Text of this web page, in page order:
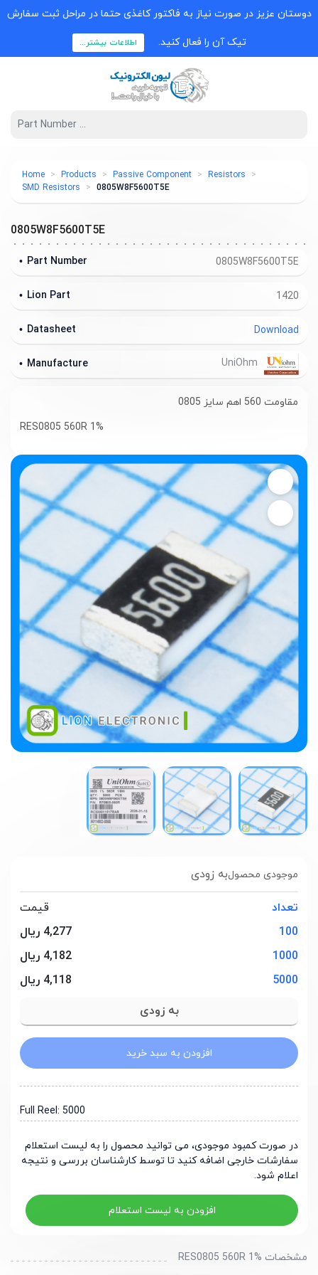
دوستان عزیز در صورت نیاز به فاکتور کاغذی حتما در مراحل ثبت سفارش
تیک آن را فعال کنید. اطلاعات بیشتر...
Home Products Passive Component
Resistors
SMD Resistors
0805W8F5600T5E
به زودیموجودی محصول
تعداد
قیمت
100
4,277 ریال
1000
4,182 ریال
5000
4,118 ریال
افزودن به سبد خرید
Full Reel: 5000
در صورت کمبود موجودی، می توانید محصول را به لیست استعلام
سفارشات خارجی اضافه کنید تا توسط کارشناسان بررسی و نتیجه
اعلام شود.
افزودن به لیست استعلام
0805W8F5600T5E
0805W8F5600T5E
Part Number
1420
Lion Part
Download
Datasheet
Manufacture
مقاومت 560 اهم سایز 0805
RES0805 560R 1%
مشخصات RES0805 560R 1%